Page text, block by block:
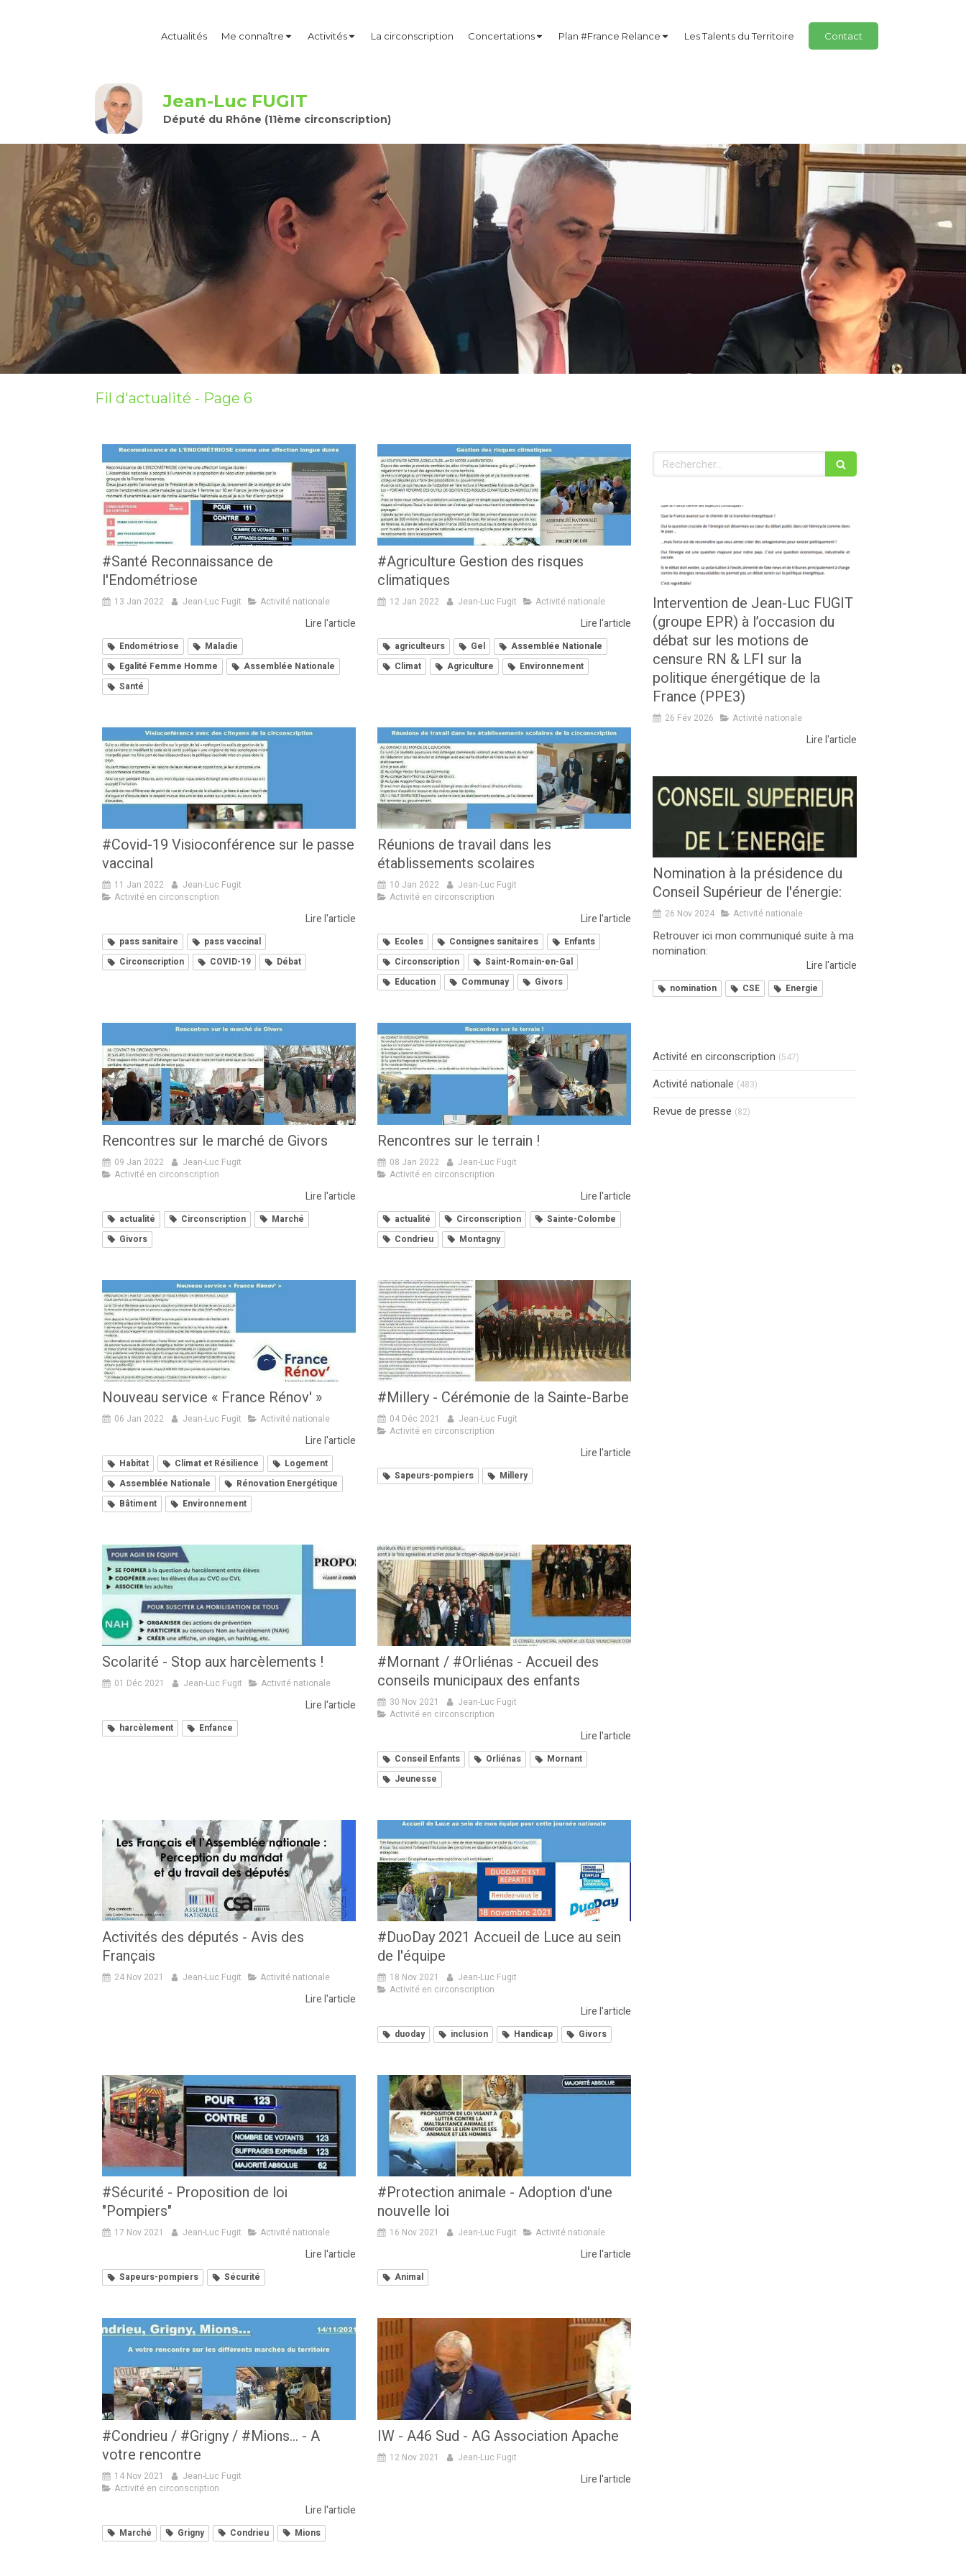
Actualités Me connaître Activités La circonscription Concertations Plan #France Relance Les Talents du Territoire Contact
Jean-Luc FUGIT
Député du Rhône (11ème circonscription)
Fil d'actualité - Page 6
#Santé Reconnaissance de
l'Endométriose
13 Jan 2022 Jean-Luc Fugit Activité nationale
Lire l'article
Endométriose
Maladie
Egalité Femme Homme
Assemblée Nationale
Santé
#Agriculture Gestion des risques
climatiques
12 Jan 2022 Jean-Luc Fugit Activité nationale
Lire l'article
agriculteurs Gel
Assemblée Nationale
Climat
Agriculture Environnement
#Covid-19 Visioconférence sur le passe
vaccinal
11 Jan 2022
Jean-Luc Fugit
Activité en circonscription
Lire l'article
pass sanitaire
pass vaccinal
Circonscription
COVID-19 Débat
Réunions de travail dans les
établissements scolaires
10 Jan 2022
Jean-Luc Fugit
Activité en circonscription
Lire l'article
Ecoles Consignes sanitaires
Enfants
Circonscription
Saint-Romain-en-Gal
Education
Communay Givors
Rencontres sur le marché de Givors
09 Jan 2022
Jean-Luc Fugit
Activité en circonscription
Lire l'article
actualité Circonscription
Marché
Givors
Rencontres sur le terrain !
08 Jan 2022
Jean-Luc Fugit
Activité en circonscription
Lire l'article
actualité Circonscription
Sainte-Colombe
Condrieu
Montagny
Nouveau service « France Rénov' »
06 Jan 2022 Jean-Luc Fugit Activité nationale
Lire l'article
Habitat Climat et Résilience
Logement
Assemblée Nationale
Rénovation Energétique
Bâtiment
Environnement
#Millery - Cérémonie de la Sainte-Barbe
04 Déc 2021
Jean-Luc Fugit
Activité en circonscription
Lire l'article
Sapeurs-pompiers Millery
Scolarité - Stop aux harcèlements !
01 Déc 2021 Jean-Luc Fugit Activité nationale
Lire l'article
harcèlement Enfance
#Mornant / #Orliénas - Accueil des
conseils municipaux des enfants
30 Nov 2021
Jean-Luc Fugit
Activité en circonscription
Lire l'article
Conseil Enfants Orliénas
Mornant
Jeunesse
Activités des députés - Avis des
Français
24 Nov 2021 Jean-Luc Fugit Activité nationale
Lire l'article
#DuoDay 2021 Accueil de Luce au sein
de l'équipe
18 Nov 2021
Jean-Luc Fugit
Activité en circonscription
Lire l'article
duoday inclusion Handicap Givors
#Sécurité - Proposition de loi
"Pompiers"
17 Nov 2021 Jean-Luc Fugit Activité nationale
Lire l'article
Sapeurs-pompiers Sécurité
#Protection animale - Adoption d'une
nouvelle loi
16 Nov 2021 Jean-Luc Fugit Activité nationale
Lire l'article
Animal
#Condrieu / #Grigny / #Mions... - A
votre rencontre
14 Nov 2021
Jean-Luc Fugit
Activité en circonscription
Lire l'article
Marché Grigny Condrieu Mions
IW - A46 Sud - AG Association Apache
12 Nov 2021 Jean-Luc Fugit
Lire l'article
Rechercher
Intervention de Jean-Luc FUGIT
(groupe EPR) à l’occasion du
débat sur les motions de
censure RN & LFI sur la
politique énergétique de la
France (PPE3)
26 Fév 2026 Activité nationale
Lire l'article
Nomination à la présidence du
Conseil Supérieur de l'énergie:
26 Nov 2024 Activité nationale
Retrouver ici mon communiqué suite à ma
nomination:
Lire l'article
nomination CSE Energie
Activité en circonscription (547)
Activité nationale (483)
Revue de presse (82)